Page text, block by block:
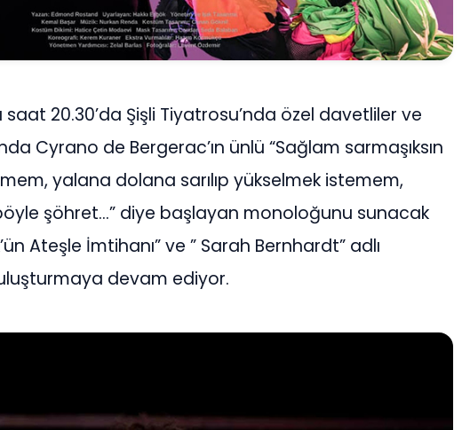
saat 20.30’da Şişli Tiyatrosu’nda özel davetliler ve
Cyrano de Bergerac’ın ünlü “Sağlam sarmaşıksın
yalana dolana sarılıp yükselmek istemem,
şöhret…” diye başlayan monoloğunu sunacak
Ateşle İmtihanı” ve ” Sarah Bernhardt” adlı
devam ediyor.